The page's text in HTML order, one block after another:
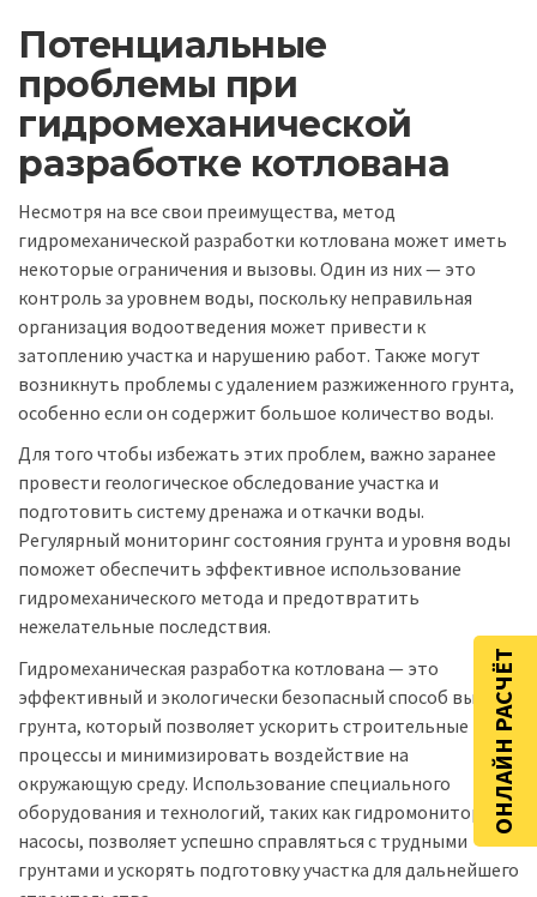
Потенциальные
проблемы при
гидромеханической
разработке котлована
Несмотря на все свои преимущества, метод
гидромеханической разработки котлована может иметь
некоторые ограничения и вызовы. Один из них — это
контроль за уровнем воды, поскольку неправильная
организация водоотведения может привести к
затоплению участка и нарушению работ. Также могут
возникнуть проблемы с удалением разжиженного грунта,
особенно если он содержит большое количество воды.
Для того чтобы избежать этих проблем, важно заранее
провести геологическое обследование участка и
подготовить систему дренажа и откачки воды.
Регулярный мониторинг состояния грунта и уровня воды
поможет обеспечить эффективное использование
гидромеханического метода и предотвратить
нежелательные последствия.
Гидромеханическая разработка котлована — это
эффективный и экологически безопасный способ выемки
грунта, который позволяет ускорить строительные
процессы и минимизировать воздействие на
окружающую среду. Использование специального
оборудования и технологий, таких как гидромониторы и
насосы, позволяет успешно справляться с трудными
грунтами и ускорять подготовку участка для дальнейшего
ОНЛАЙН РАСЧЁТ